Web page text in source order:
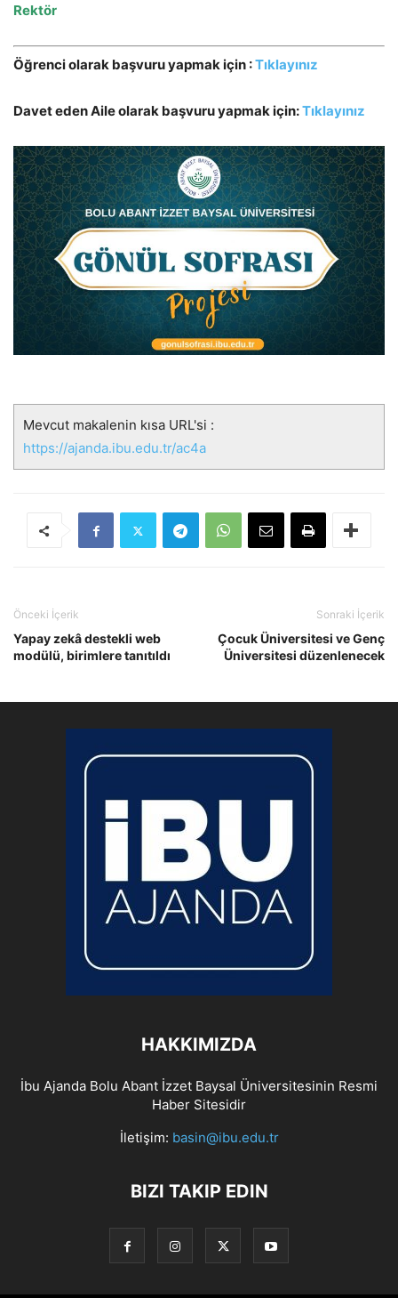
Rektör
Öğrenci olarak başvuru yapmak için :Tıklayınız
Davet eden Aile olarak başvuru yapmak için:Tıklayınız
Mevcut makalenin kısa URL'si :
https://ajanda.ibu.edu.tr/ac4a
Önceki İçerik
Yapay zekâ destekli web
modülü, birimlere tanıtıldı
Sonraki İçerik
Çocuk Üniversitesi ve Genç
Üniversitesi düzenlenecek
HAKKIMIZDA
İbu Ajanda Bolu Abant İzzet Baysal Üniversitesinin Resmi
Haber Sitesidir
İletişim: basin@ibu.edu.tr
BIZI TAKIP EDIN